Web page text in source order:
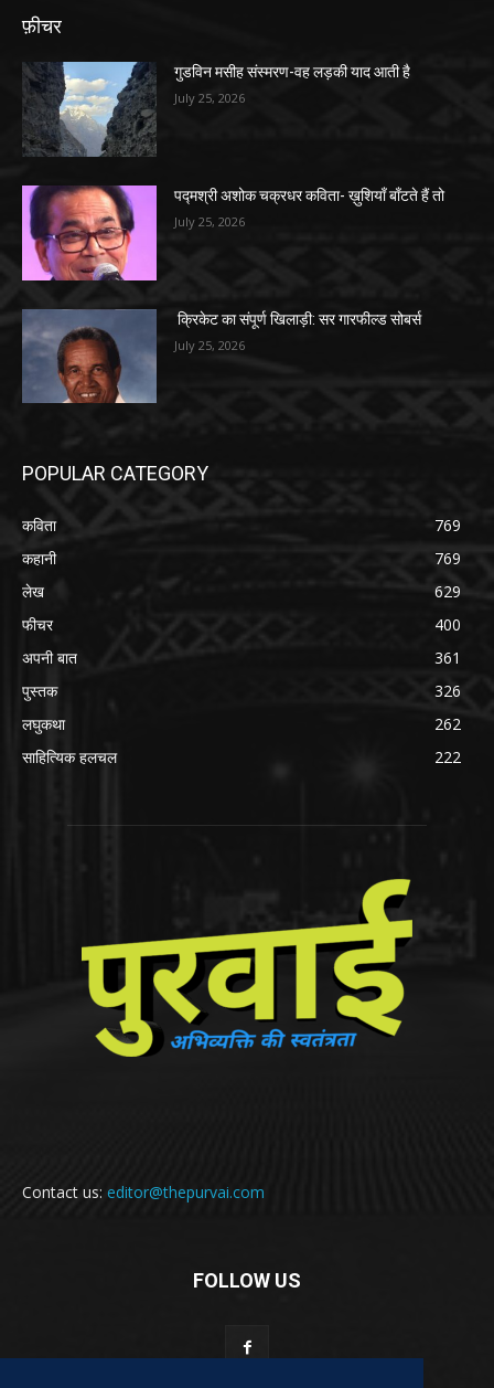
फ़ीचर
गुडविन मसीह संस्मरण-वह लड़की याद आती है
July 25, 2026
पद्मश्री अशोक चक्रधर कविता- ख़ुशियाँ बाँटते हैं तो
July 25, 2026
क्रिकेट का संपूर्ण खिलाड़ी: सर गारफील्ड सोबर्स
July 25, 2026
POPULAR CATEGORY
कविता
769
कहानी
769
लेख
629
फीचर
400
अपनी बात
361
पुस्तक
326
लघुकथा
262
साहित्यिक हलचल
222
Contact us: editor@thepurvai.com
FOLLOW US